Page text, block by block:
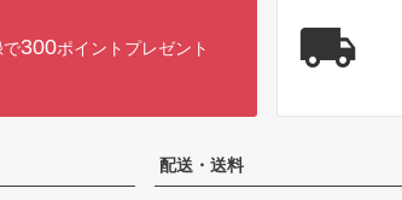
で300ポイントプレゼント
配送・送料